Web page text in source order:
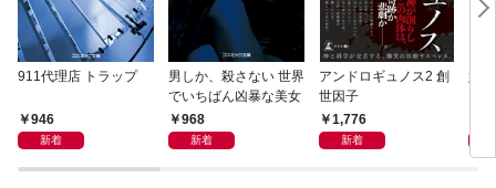
911代理店 トラップ
946
新着
男しか、殺さない 世界
でいちばん凶暴な美女
968
新着
アンドロギュノス2 創
世因子
1,776
新着
姐